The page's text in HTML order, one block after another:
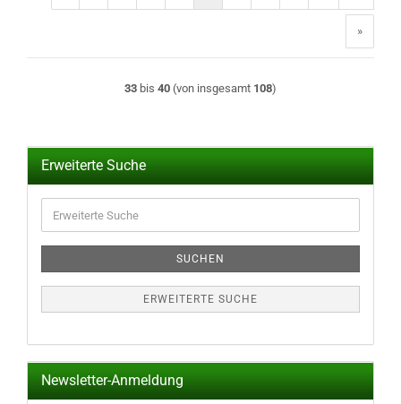
»
33 bis 40 (von insgesamt 108)
Erweiterte Suche
Suche
SUCHEN
ERWEITERTE SUCHE
Newsletter-Anmeldung